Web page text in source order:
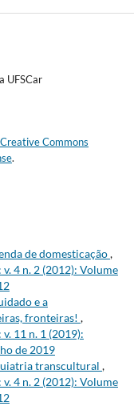
UFSCar
Creative Commons
.
de domesticação,
4 n. 2 (2012): Volume
e a
fronteiras! ,
11 n. 1 (2019):
de 2019
transcultural ,
4 n. 2 (2012): Volume